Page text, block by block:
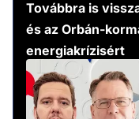
Továbbra is
és az Orbán-
energiakrízisért